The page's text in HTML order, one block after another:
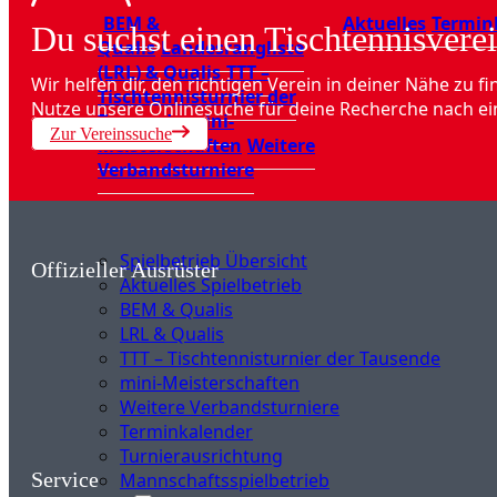
BEM &
Qualis Landesrangliste
(LRL) & Qualis TTT –
Tischtennisturnier der
Tausende mini-
Meisterschaften Weitere
Verbandsturniere
Aktuelles
Spielbetrieb Übersicht
Aktuelles Spielbetrieb
BEM & Qualis
LRL & Qualis
TTT – Tischtennisturnier der Tausende
mini-Meisterschaften
Weitere Verbandsturniere
Terminkalender
Turnierausrichtung
Mannschaftsspielbetrieb
Du suchst einen
Wir helfen dir, den richtigen Verein in deiner Nähe zu
Nutze unsere Onlinesuche für deine Recherche nach
Zur Vereinssuche
Offizieller Ausrüster
Service